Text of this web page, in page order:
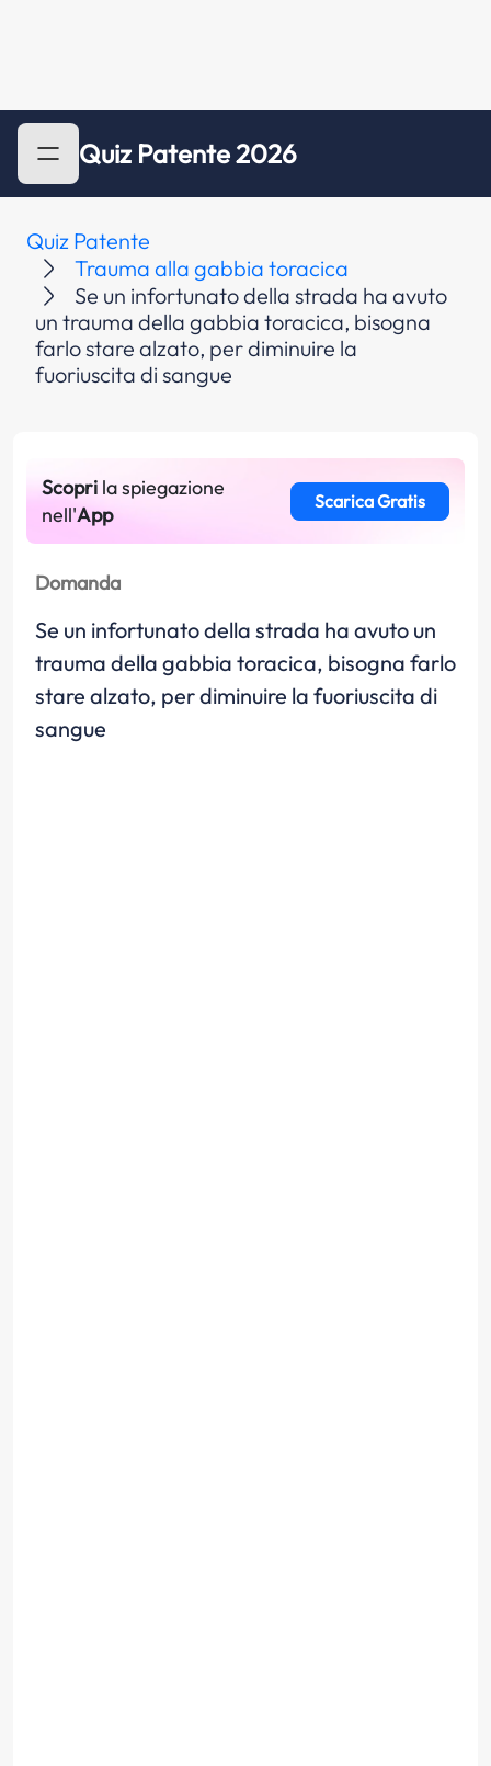
Quiz Patente 2026
Quiz Patente
Trauma alla gabbia toracica
Se un infortunato della strada ha avuto
un trauma della gabbia toracica, bisogna
farlo stare alzato, per diminuire la
fuoriuscita di sangue
Scopri la spiegazione
nell'App
Scarica Gratis
Domanda
Se un infortunato della strada ha avuto un
trauma della gabbia toracica, bisogna farlo
stare alzato, per diminuire la fuoriuscita di
sangue